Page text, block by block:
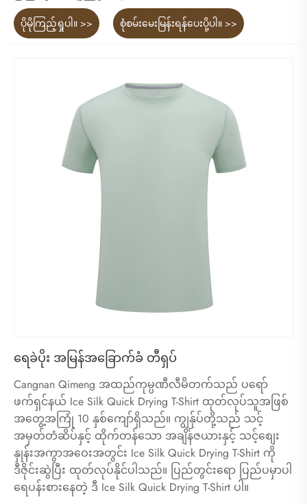
ပိုမိုကြည့်ရှုပါ။ >> စုံစမ်းမေးမြန်းရန်ပေးပို့ပါ။ >>
ရေခဲပိုး အမြန်အခြောက်ခံ တီရှပ်
Cangnan Qimeng အထည်ကုမ္ပဏီလီမိတက်သည် ပရော်
ဖက်ရှင်နယ် Ice Silk Quick Drying T-Shirt ထုတ်လုပ်သူအဖြစ်
အတွေ့အကြုံ 10 နှစ်ကျော်ရှိသည်။ ကျွန်ုပ်တို့သည် သင့်
အမှတ်တံဆိပ်နှင့် ထိုက်တန်သော အချိန်ဇယားနှင့် သင့်စျေး
နှုန်းအကွာအဝေးအတွင်း Ice Silk Quick Drying T-Shirt ကို
ဒီဇိုင်းဆွဲပြီး ထုတ်လုပ်နိုင်ပါသည်။ ပြည်တွင်းရော ပြည်ပမှာပါ
ရေပန်းစားနေတဲ့ ဒီ Ice Silk Quick Drying T-Shirt ပါ။